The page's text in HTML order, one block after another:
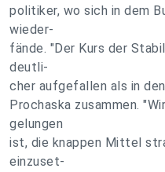
politiker, wo sich in dem
wieder-
fände. "Der Kurs der
deutli-
cher aufgefallen als in
Prochaska zusammen.
gelungen
ist, die knappen Mittel
einzuset-